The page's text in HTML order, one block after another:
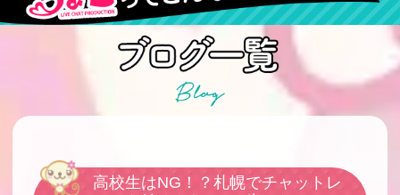
高校生はNG！？札幌でチャットレ